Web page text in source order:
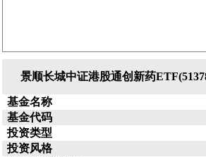
景顺长城中证港股通创新药
基金名称
基金代码
投资类型
投资风格